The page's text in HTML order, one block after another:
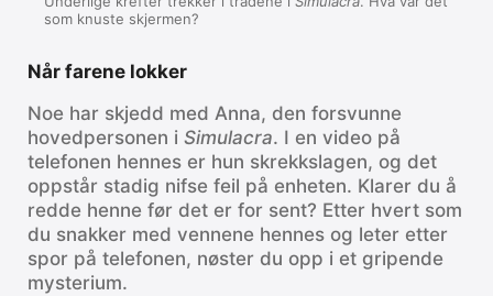
som knuste skjermen?
Når farene lokker
Noe har skjedd med Anna, den forsvunne
hovedpersonen i Simulacra. I en video på
telefonen hennes er hun skrekkslagen, og det
oppstår stadig nifse feil på enheten. Klarer du å
redde henne før det er for sent? Etter hvert som
du snakker med vennene hennes og leter etter
spor på telefonen, nøster du opp i et gripende
mysterium.